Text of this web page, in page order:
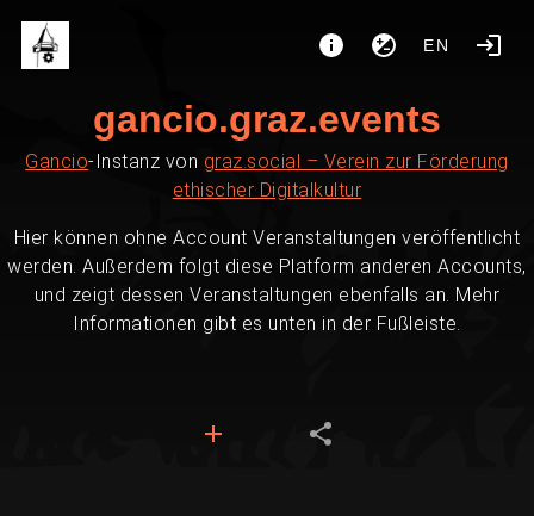
EN
gancio.graz.events
Gancio-Instanz von graz.social – Verein zur Förderung
ethischer Digitalkultur
Hier können ohne Account Veranstaltungen veröffentlicht
werden. Außerdem folgt diese Platform anderen Accounts,
und zeigt dessen Veranstaltungen ebenfalls an. Mehr
Informationen gibt es unten in der Fußleiste.